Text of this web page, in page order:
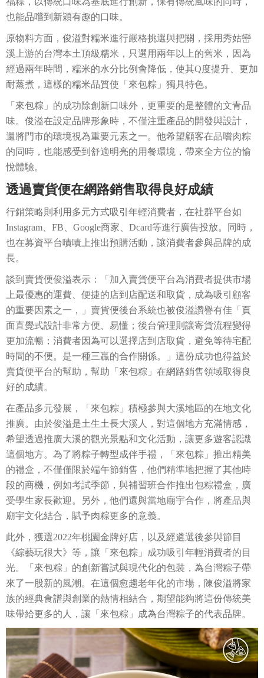
也能品嚐到新穎有趣的口味。
原物料方面，俊溢對糯米進行嚴格挑選與把關，採用秀姑巒
溪上游的台灣本土頂級糯米，只選用兩年以上的舊米，因為
經過兩年時間，糯米的水分比例會降低，使其Q度提升、更加
耐蒸煮，這樣的糯米品質使「來包粽」獨具特色。
「來包粽」的成功除創新口味外，更重要的是整體的文青品
味。俊溢在設定品牌形象時，不僅注重產品的開發與設計，
還將門市的環境視為重要元素之一。他希望顧客在品嚐肉粽
的同時，也能感受到舒適明亮的用餐環境，帶來全方位的愉
悅體驗。
透過賣貨便在網路銷售取得良好成績
行銷策略則利用多元方式吸引年輕消費者，在社群平台如
Instagram、FB、Google商家、Dcard等進行廣告投放。同時，
也在募資平台嘖嘖上推出預購活動，讓消費者參與品牌的成
長。
談到賣貨便俊溢表示：「加入賣貨便平台為消費者提供市場
上最優惠的運費、便捷的店到店配送和取貨，成為吸引顧客
的重要因素之一，」賣貨便後台系統也被俊溢讚譽有佳「頁
面直覺式設計非常方便、易懂；後台管理則讓寄貨流程變得
更加流暢；消費者因為可以選擇店到店取貨，避免等待宅配
時間的不便。是一種三贏的合作關係。」這份成功也得益於
賣貨便平台的幫助，幫助「來包粽」在網路銷售領域取得良
好的成績。
在產品多元發展，「來包粽」積極參與大溪地區的在地文化
推廣。由於俊溢是土生土長大溪人，對這個地方充滿情感，
希望透過推廣大溪的觀光景點和文化活動，讓更多遊客認識
這個地方。為了將粽子轉型成伴手禮，「來包粽」推出精美
的禮盒，不僅僅限於端午節銷售，他們精準地把握了其他時
段的商機，例如考試季節，與補習班合作推出包粽禮盒，廣
受學生家長歡迎。另外，他們還與當地廟宇合作，將產品與
廟宇文化結合，賦予肉粽更多的意義。
此外，獲選2022年桃園金牌好店，以及經遴選後參與節目
《綜藝玩很大》等，讓「來包粽」成功吸引年輕消費者的目
光。「來包粽」的創新嘗試與現代化的包裝，為台灣粽子帶
來了一股新的風潮。在這個愈趨老年化的市場，陳俊溢將家
族的經典食譜與創業的熱情相結合，期望能夠將這份傳統美
味帶給更多的人，讓「來包粽」成為台灣粽子的代表品牌。